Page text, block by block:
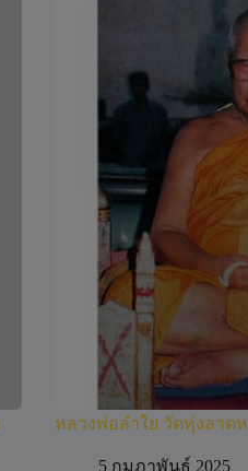
หลวงพ่อลำใย วัดทุ่งลาด
5 กุมภาพันธ์ 2025